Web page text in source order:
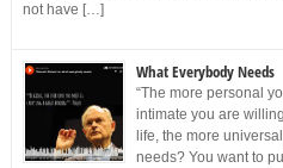
not have […]
What Everybody Needs
“The more personal
intimate you are
life, the more
needs? You want to